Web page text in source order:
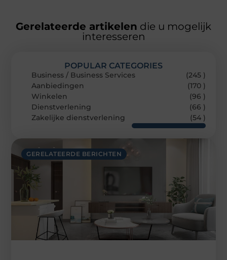
Gerelateerde artikelen die u mogelijk
interesseren
GERELATEERDE BERICHTEN
POPULAR CATEGORIES
Business / Business Services
(245 )
Aanbiedingen
(170 )
Winkelen
(96 )
Dienstverlening
(66 )
Zakelijke dienstverlening
(54 )